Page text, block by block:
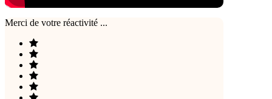
Merci de votre réactivité ...